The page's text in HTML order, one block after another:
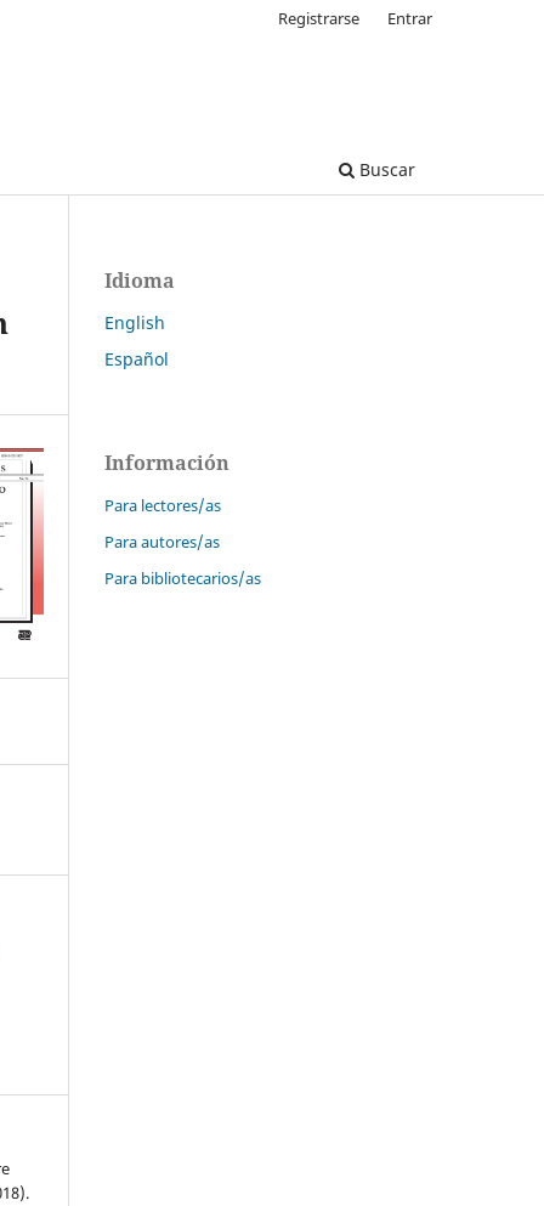
Buscar
Registrarse Entrar
Idioma
English
Español
Información
Para lectores/as
Para autores/as
Para bibliotecarios/as